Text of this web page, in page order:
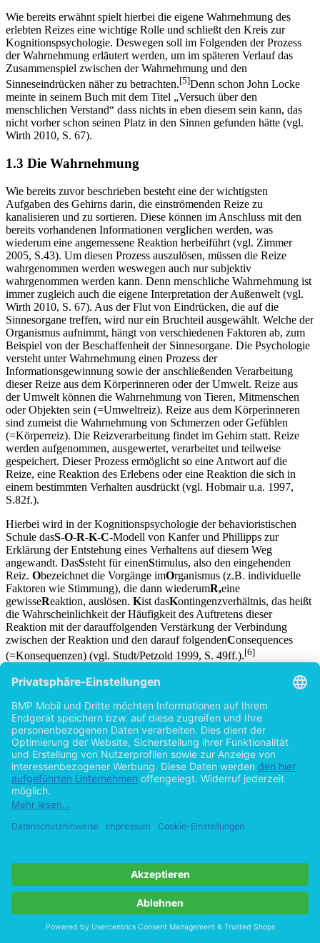
Wie bereits erwähnt spielt hierbei die eigene Wahrnehmung des
erlebten Reizes eine wichtige Rolle und schließt den Kreis zur
Kognitionspsychologie. Deswegen soll im Folgenden der Prozess
der Wahrnehmung erläutert werden, um im späteren Verlauf das
Zusammenspiel zwischen der Wahrnehmung und den
Sinneseindrücken näher zu betrachten.[5]Denn schon John Locke
meinte in seinem Buch mit dem Titel „Versuch über den
menschlichen Verstand“ dass nichts in eben diesem sein kann, das
nicht vorher schon seinen Platz in den Sinnen gefunden hätte (vgl.
Wie bereits zuvor beschrieben besteht eine der wichtigsten
Aufgaben des Gehirns darin, die einströmenden Reize zu
kanalisieren und zu sortieren. Diese können im Anschluss mit den
bereits vorhandenen Informationen verglichen werden, was
wiederum eine angemessene Reaktion herbeiführt (vgl. Zimmer
2005, S.43). Um diesen Prozess auszulösen, müssen die Reize
wahrgenommen werden weswegen auch nur subjektiv
wahrgenommen werden kann. Denn menschliche Wahrnehmung ist
immer zugleich auch die eigene Interpretation der Außenwelt (vgl.
Wirth 2010, S. 67). Aus der Flut von Eindrücken, die auf die
Sinnesorgane treffen, wird nur ein Bruchteil ausgewählt. Welche der
Organismus aufnimmt, hängt von verschiedenen Faktoren ab, zum
Beispiel von der Beschaffenheit der Sinnesorgane. Die Psychologie
versteht unter Wahrnehmung einen Prozess der
Informationsgewinnung sowie der anschließenden Verarbeitung
dieser Reize aus dem Körperinneren oder der Umwelt. Reize aus
der Umwelt können die Wahrnehmung von Tieren, Mitmenschen
oder Objekten sein (=Umweltreiz). Reize aus dem Körperinneren
sind zumeist die Wahrnehmung von Schmerzen oder Gefühlen
(=Körperreiz). Die Reizverarbeitung findet im Gehirn statt. Reize
werden aufgenommen, ausgewertet, verarbeitet und teilweise
gespeichert. Dieser Prozess ermöglicht so eine Antwort auf die
Reize, eine Reaktion des Erlebens oder eine Reaktion die sich in
einem bestimmten Verhalten ausdrückt (vgl. Hobmair u.a. 1997,
Hierbei wird in der Kognitionspsychologie der behavioristischen
Schule dasS-O-R-K-C-Modell von Kanfer und Phillipps zur
Erklärung der Entstehung eines Verhaltens auf diesem Weg
angewandt. DasSsteht für einenStimulus, also den eingehenden
Reiz.Obezeichnet die Vorgänge imOrganismus (z.B. individuelle
Faktoren wie Stimmung), die dann wiederumR,eine
gewisseReaktion, auslösen.Kist dasK ontingenzverhältnis, das heißt
die Wahrscheinlichkeit der Häufigkeit des Auftretens dieser
Reaktion mit der darauffolgenden Verstärkung der Verbindung
zwischen der Reaktion und den darauf folgendenConsequences
[6]
Abbildung in dieser Leseprobe nicht enthalten
Abb. 1: Das S-O-R-C-K-Modell (Albert-Ludwigs-Universität
Freiburg, Abb. 05_125)
Die Fortschritte in den Erkenntnissen über die Wahrnehmung und
die frühen Empfindungen bekräftigen, dass bereits die
Sinnessysteme von Neugeborenen bis zu einem gewissen Grad
funktionsfähig sind. Die darauffolgende Weiterentwicklung dieser
geschieht enorm schnell. Damit zusammenhängend sind auch die
Informationen aus der äußeren Welt, sprich Umweltreize, durch
Empfindungen entstehen unter anderem durch individuelle und
soziale Faktoren der Wahrnehmung. Sie können jedoch ebenso
Ursache für eine verzerrte oder verfälschte Wahrnehmung sein.